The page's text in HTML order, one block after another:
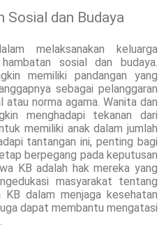
Sosial dan Budaya
melaksanakan keluarga
sosial dan budaya.
memiliki pandangan yang
sebagai pelanggaran
atau norma agama. Wanita dan
menghadapi tekanan dari
memiliki anak dalam jumlah
tantangan ini, penting bagi
berpegang pada keputusan
KB adalah hak mereka yang
masyarakat tentang
KB dalam menjaga kesehatan
dapat membantu mengatasi